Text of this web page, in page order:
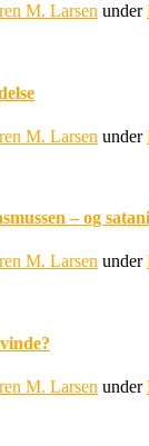
M. Larsen under
M. Larsen under
– og
M. Larsen under
M. Larsen under